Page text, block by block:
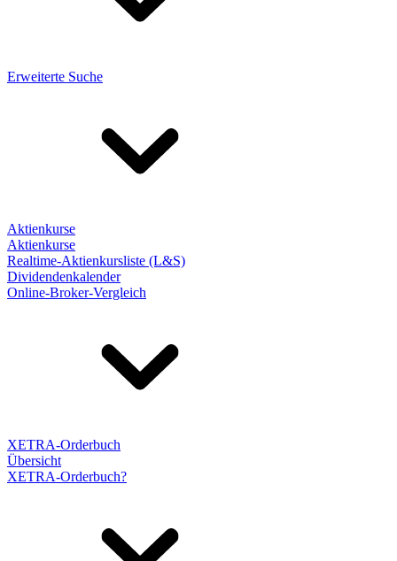
Erweiterte Suche
Aktienkurse
Aktienkurse
Realtime-Aktienkursliste (L&S)
Dividendenkalender
Online-Broker-Vergleich
XETRA-Orderbuch
Übersicht
XETRA-Orderbuch?